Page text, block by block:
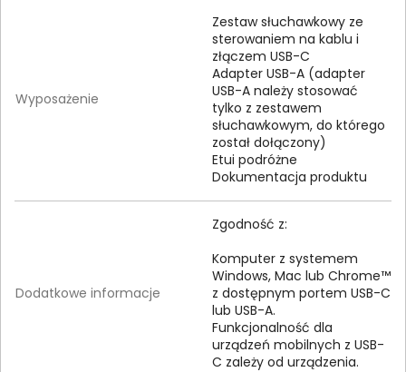
Wyposażenie
Zestaw słuchawkowy ze
sterowaniem na kablu i
złączem USB-C
Adapter USB-A (adapter
USB-A należy stosować
tylko z zestawem
słuchawkowym, do którego
został dołączony)
Etui podróżne
Dokumentacja produktu
Dodatkowe informacje
Zgodność z:
Komputer z systemem
Windows, Mac lub Chrome™
z dostępnym portem USB-C
lub USB-A.
Funkcjonalność dla
urządzeń mobilnych z USB-
C zależy od urządzenia.